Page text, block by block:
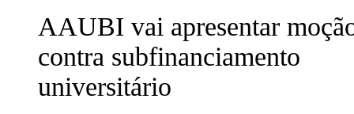
AAUBI vai apresentar
contra subfinanciamento
universitário